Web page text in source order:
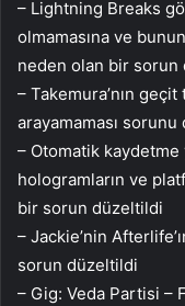
– Lightning Breaks
olmamasına ve
neden olan bir sorun
– Takemura’nın
arayamaması
– Otomatik
hologramların ve
bir sorun düzeltildi
– Jackie’nin
sorun düzeltildi
– Gig: Veda Partisi –